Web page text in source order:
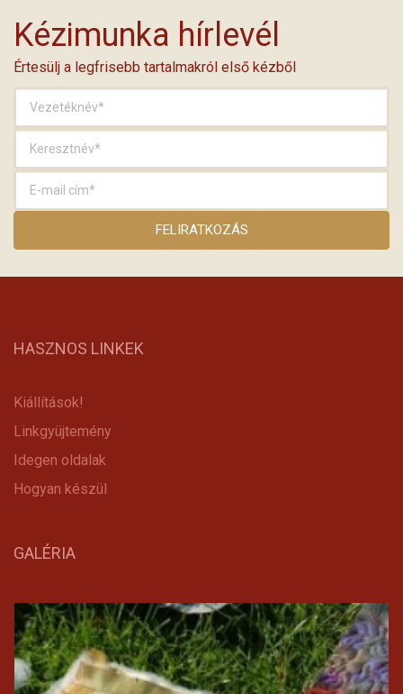
Kézimunka hírlevél
Értesülj a legfrisebb tartalmakról első kézből
HASZNOS LINKEK
Kiállítások!
Linkgyüjtemény
Idegen oldalak
Hogyan készül
GALÉRIA